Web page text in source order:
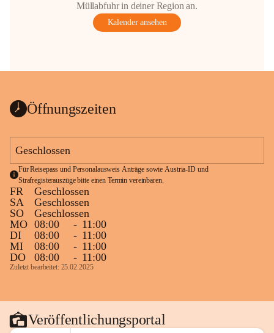
Müllabfuhr in deiner Region an.
Kalender ansehen
Öffnungszeiten
Geschlossen
Für Reisepass und Personalausweis Anträge sowie Austria-ID und
Strafregisterauszüge bitte einen Termin vereinbaren.
FR
Geschlossen
SA
Geschlossen
SO
Geschlossen
MO 08:00 - 11:00
DI
08:00 - 11:00
MI
08:00 - 11:00
DO
08:00 - 11:00
Zuletzt bearbeitet: 25.02.2025
Veröffentlichungsportal